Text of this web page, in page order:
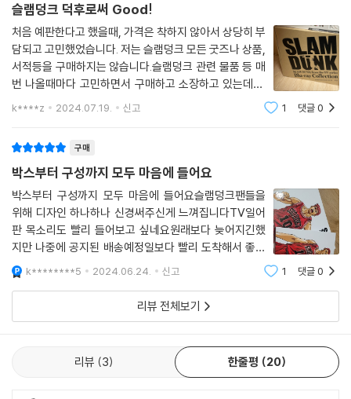
슬램덩크 덕후로써 Good!
처음 예판한다고 했을때, 가격은 착하지 않아서 상당히 부
담되고 고민했었습니다. 저는 슬램덩크 모든 굿즈나 상품,
서적등을 구매하지는 않습니다.슬램덩크 관련 물품 등 매
번 나올때마다 고민하면서 구매하고 소장하고 있는데요.
이번 TV시리즈 한정판은 구성품도 그렇고, TV판+극장
k****z 2024.07.19. 신고 1 댓글0
구매
박스부터 구성까지 모두 마음에 들어요
박스부터 구성까지 모두 마음에 들어요슬램덩크팬들을
위해 디자인 하나하나 신경써주신게 느껴집니다TV일어
판 목소리도 빨리 들어보고 싶네요원래보다 늦어지긴했
지만 나중에 공지된 배송예정일보다 빨리 도착해서 좋았
습니다감사합니다~~
k********5 2024.06.24. 신고 1 댓글0
리뷰 전체보기
리뷰 3 한줄평 20